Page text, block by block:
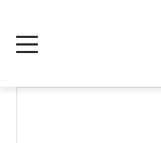
Меню